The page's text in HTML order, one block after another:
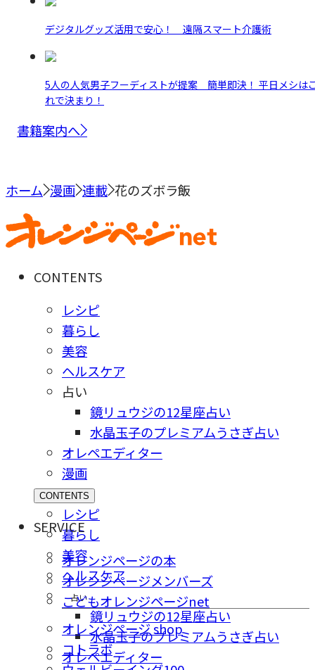
デジタルグッズ活用で安心！ 遠隔スマート介護術
5人の人気男子フーディストが提案 簡単即決！ 平日メシは
れで決まり！
書籍案内へ
ホーム 漫画 連載 花のズボラ飯
CONTENTS
レシピ
暮らし
美容
ヘルスケア
占い
鏡リュウジの12星座占い
水晶玉子のプレミアムうさぎ占い
オレペエディター
漫画
CONTENTS
レシピ
暮らし
美容
ヘルスケア
占い
鏡リュウジの12星座占い
水晶玉子のプレミアムうさぎ占い
オレペエディター
SERVICE
オレンジページの本
オレンジページメンバーズ
こどもオレンジページnet
オレンジページ shop
コトラボ